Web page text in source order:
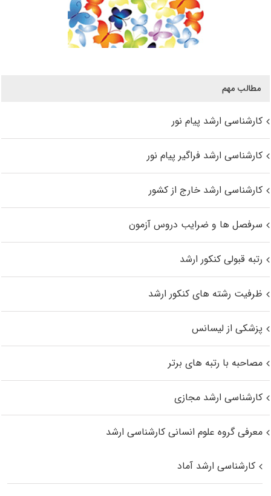
مطالب مهم
کارشناسی ارشد پیام نور
کارشناسی ارشد فراگیر پیام نور
کارشناسی ارشد خارج از کشور
سرفصل ها و ضرایب دروس آزمون
رتبه قبولی کنکور ارشد
ظرفیت رشته های کنکور ارشد
پزشکی از لیسانس
مصاحبه با رتبه های برتر
کارشناسی ارشد مجازی
معرفی گروه علوم انسانی کارشناسی ارشد
کارشناسی ارشد آماد